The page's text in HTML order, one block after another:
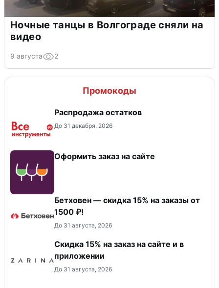
Ночные танцы в Волгограде сняли на
видео
9 августа 2
Промокоды
Распродажа остатков
До 31 декабря, 2026
Оформить заказ на сайте
Бетховен — скидка 15% на заказы от
1500 ₽!
До 31 августа, 2026
Скидка 15% на заказ на сайте и в
приложении
До 31 августа, 2026